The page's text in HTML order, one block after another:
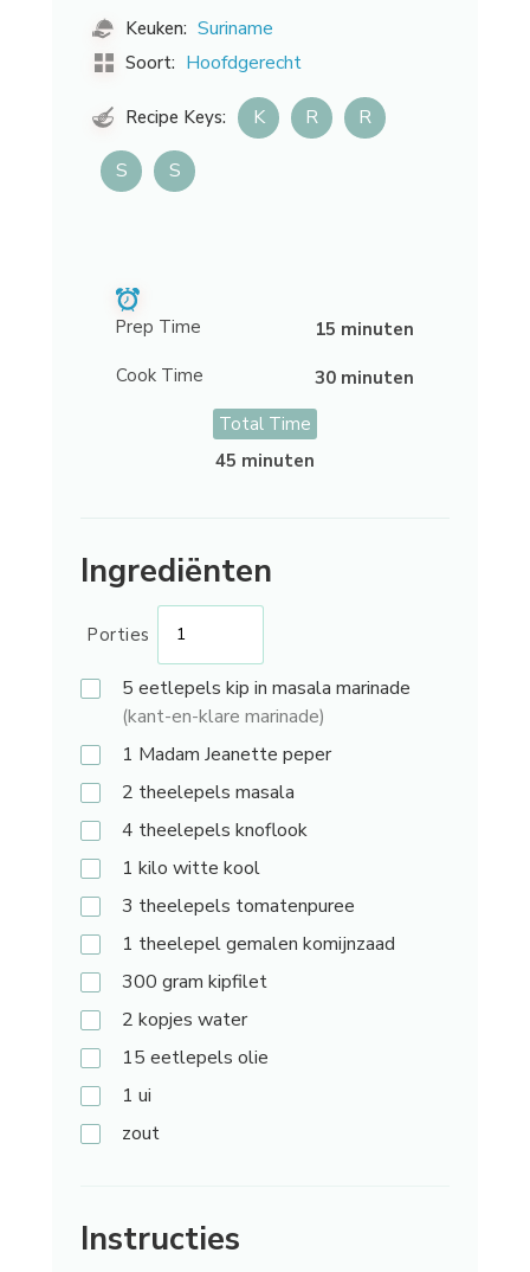
Keuken: Suriname
Soort: Hoofdgerecht
Recipe Keys: K R R
S S
Prep Time
15 minuten
Cook Time
30 minuten
Total Time
45 minuten
Ingrediënten
Porties
5 eetlepels kip in masala marinade
(kant-en-klare marinade)
1 Madam Jeanette peper
2 theelepels masala
4 theelepels knoflook
1 kilo witte kool
3 theelepels tomatenpuree
1 theelepelgemalen komijnzaad
300 gram kipfilet
2 kopjes water
15 eetlepels olie
1 ui
zout
Instructies